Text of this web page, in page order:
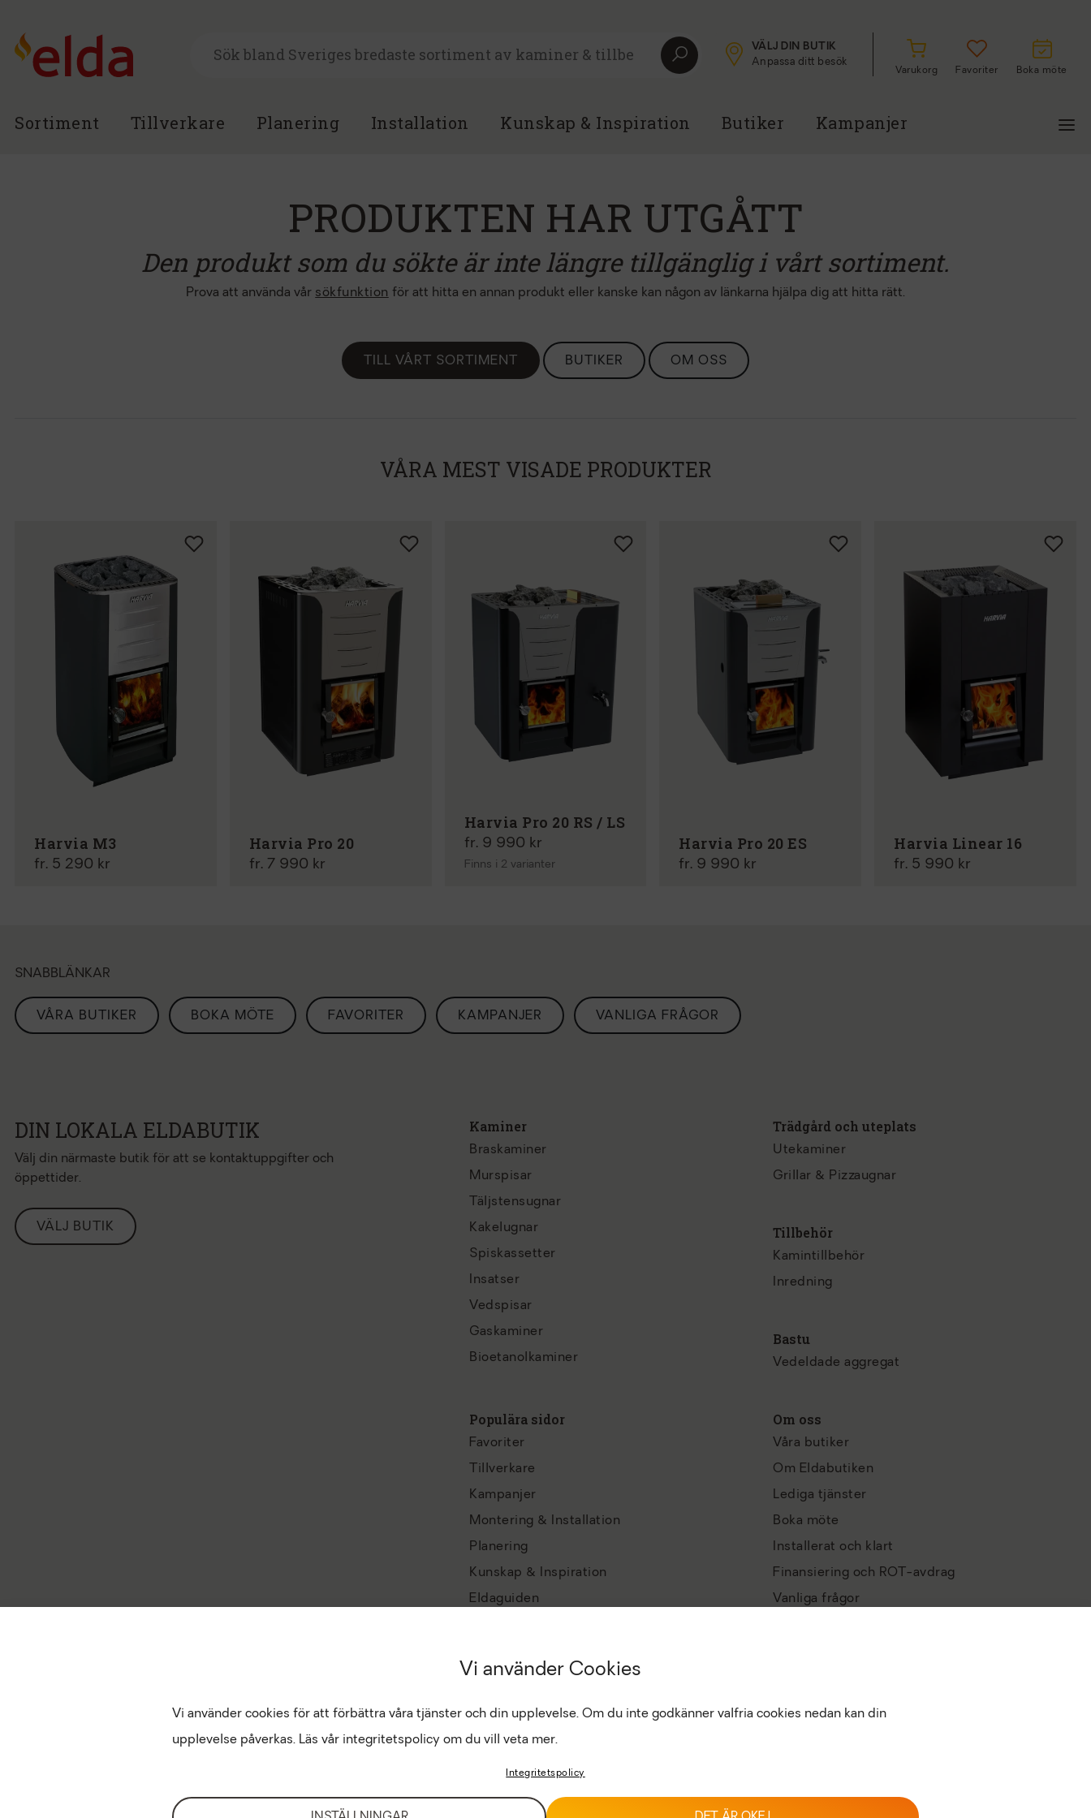
Vi använder Cookies
Vi använder cookies för att förbättra våra tjänster och din upplevelse. Om du inte godkänner valfria cookies nedan kan din
upplevelse påverkas. Läs vår integritetspolicy om du vill veta mer.
Integritetspolicy
VÄLJ DIN BUTIK
Anpassa ditt besök
Varukorg Favoriter Boka möte
Sortiment Tillverkare Planering Installation Kunskap & Inspiration Butiker Kampanjer
PRODUKTEN HAR UTGÅTT
Den produkt som du sökte är inte längre tillgänglig i vårt sortiment.
Prova att använda vår sökfunktion för att hitta en annan produkt eller kanske kan någon av länkarna hjälpa dig att hitta rätt.
TILL VÅRT SORTIMENT BUTIKER OM OSS
VÅRA MEST VISADE PRODUKTER
Harvia M3
fr. 5 290 kr
Harvia Pro 20
fr. 7 990 kr
Harvia Pro 20 RS / LS
fr. 9 990 kr
Finns i 2 varianter
Harvia Pro 20 ES
fr. 9 990 kr
Harvia Linear 16
fr. 5 990 kr
SNABBLÄNKAR
VÅRA BUTIKER BOKA MÖTE FAVORITER KAMPANJER VANLIGA FRÅGOR
DIN LOKALA ELDABUTIK
Välj din närmaste butik för att se kontaktuppgifter och
öppettider.
VÄLJ BUTIK
Kaminer
Braskaminer
Murspisar
Täljstensugnar
Kakelugnar
Spiskassetter
Insatser
Vedspisar
Gaskaminer
Bioetanolkaminer
Trädgård och uteplats
Utekaminer
Grillar & Pizzaugnar
Tillbehör
Kamintillbehör
Inredning
Bastu
Vedeldade aggregat
Populära sidor
Favoriter
Tillverkare
Kampanjer
Montering & Installation
Planering
Kunskap & Inspiration
Eldaguiden
Om oss
Våra butiker
Om Eldabutiken
Lediga tjänster
Boka möte
Installerat och klart
Finansiering och ROT-avdrag
Vanliga frågor